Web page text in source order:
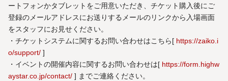
ートフォンかタブレットをご用意いただき、チケット購入後にご
登録のメールアドレスにお送りするメールのリンクから入場画面
をスタッフにお見せください。
・チケットシステムに関するお問い合わせはこちら[ https://zaiko.i
o/support/ ]
・イベントの開催内容に関するお問い合わせは[ https://form.highw
aystar.co.jp/contact/ ] までご連絡ください。